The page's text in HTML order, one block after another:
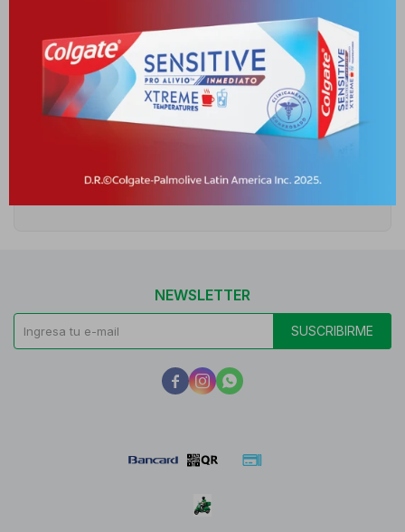
BABELITO ASPIRADOR NASAL R.70100 UNID
VER STOCK EN TIENDAS
Envíos
Medios de pago
NEWSLETTER
SUSCRIBIRME
  